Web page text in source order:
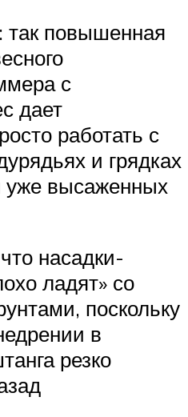
повышенная
с
дает
работать с
и грядках
уже высаженных
насадки-
ладят» со
поскольку
в
резко